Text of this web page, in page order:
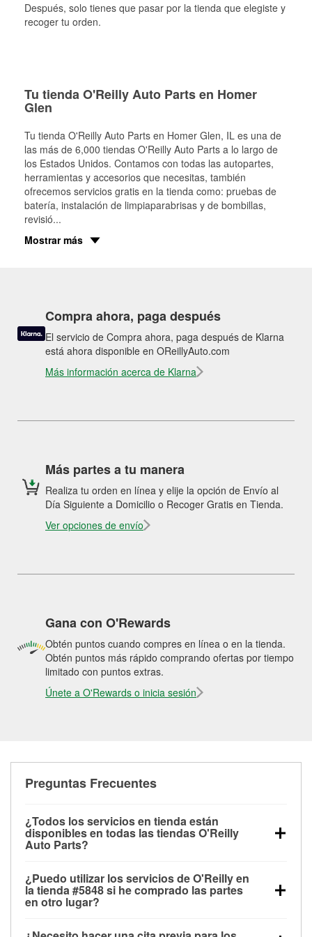
Después, solo tienes que pasar por la tienda que elegiste y
recoger tu orden.
Tu tienda O'Reilly Auto Parts en Homer
Glen
Tu tienda O'Reilly Auto Parts en Homer Glen, IL es una de
las más de 6,000 tiendas O'Reilly Auto Parts a lo largo de
los Estados Unidos. Contamos con todas las autopartes,
herramientas y accesorios que necesitas, también
ofrecemos servicios gratis en la tienda como: pruebas de
batería, instalación de limpiaparabrisas y de bombillas,
revisió...
Mostrar más
Compra ahora, paga después
El servicio de Compra ahora, paga después de Klarna
está ahora disponible en OReillyAuto.com
Más información acerca de Klarna
Más partes a tu manera
Realiza tu orden en línea y elije la opción de Envío al
Día Siguiente a Domicilio o Recoger Gratis en Tienda.
Ver opciones de envío
Gana con O'Rewards
Obtén puntos cuando compres en línea o en la tienda.
Obtén puntos más rápido comprando ofertas por tiempo
limitado con puntos extras.
Únete a O'Rewards o inicia sesión
Preguntas Frecuentes
¿Todos los servicios en tienda están
disponibles en todas las tiendas O'Reilly
Auto Parts?
las pruebas de batería, pruebas de alternador y
motor de arranque, revisión de la luz “Check Engine”
con O'Reilly VeriScan® e instalación de
limpiaparabrisas o bombillas, están disponibles en
¿Puedo utilizar los servicios de O'Reilly en
la tienda #5848 si he comprado las partes
en otro lugar?